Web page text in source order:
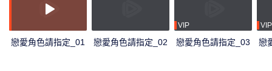
戀愛角色請指定_01 戀愛角色請指定_02
VIP
戀愛角色請指定_03
VIP
戀